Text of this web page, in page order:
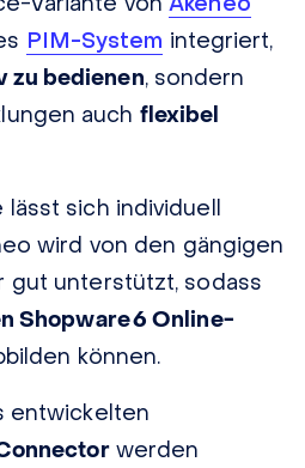
PIM-System integriert,
zu bedienen, sondern
auch flexibel
sich individuell
wird von den gängigen
gut unterstützt, sodass
Shopware 6 Online-
können.
entwickelten
werden